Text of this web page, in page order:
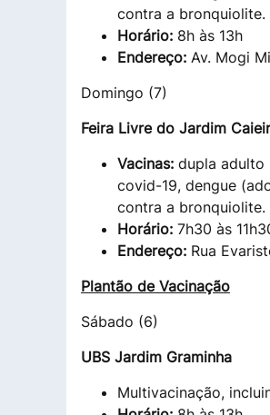
contra a bronquiolite.
Horário: 8h às 13h
Endereço: Av. Mogi
Domingo (7)
Feira Livre do Jardim
Vacinas: dupla adulto
covid-19, dengue
contra a bronquiolite.
Horário: 7h30 às
Endereço: Rua
Plantão de Vacinação
Sábado (6)
UBS Jardim Graminha
Multivacinação,